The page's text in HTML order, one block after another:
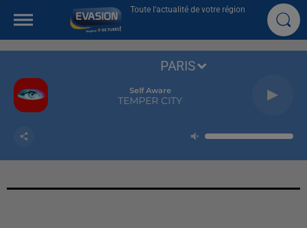
Toute l'actualité de votre région
Self Aware
TEMPER CITY
PARIS